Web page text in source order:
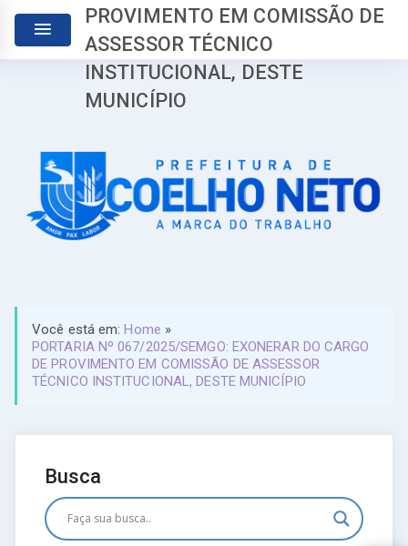
PROVIMENTO EM COMISSÃO DE
ASSESSOR TÉCNICO
INSTITUCIONAL, DESTE
MUNICÍPIO
Você está em:Home »
PORTARIA Nº 067/2025/SEMGO: EXONERAR DO CARGO
DE PROVIMENTO EM COMISSÃO DE ASSESSOR
TÉCNICO INSTITUCIONAL, DESTE MUNICÍPIO
Busca